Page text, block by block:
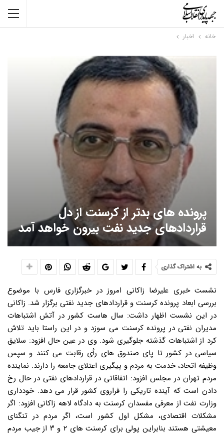
خانه اخبار
پرونده های بدتر از کرسنت از دل
قراردادهای جدید نفت بیرون خواهد آمد
به اشتراک گذاری
نشست خبری علیرضا زاکانی امروز در خبرگزاری فارس با موضوع بررسی ابعاد پرونده کرسنت و قراردادهای جدید نفتی برگزار شد. زاکانی در این نشست اظهار داشت: سال هاست کشور در آتش اشتباهات مدیران نفتی در پرونده کرسنت می سوزد و در این راستا باید تلاش کرد از اشتباهات گذشته جلوگیری شود. وی در عین حال افزود: سلایق سیاسی در کشور تا پای صندوق های رأی رقابت می کنند و سپس وظیفه اتحاد، خدمت به مردم و پیگیری اعتلای جامعه را دارند. نماینده مردم تهران در مجلس افزود: اتفاقاتی در قراردادهای نفتی در حال رخ دادن است که آینده تاریکی را فراروی کشور قرار می دهد. خودداری وزارت نفت از معرفی مفسدان کرسنت به دادگاه لاهه زاکانی افزود: اگر مشکلات اقتصادی، مشکل اول کشور است، اگر مردم در تنگنای معیشتی هستند بنابراین پولی برای کرسنت های ۲ و ۳ از جیب مردم نداریم. وی تأکید کرد: زنگنه (وزیر نفت) و دوستانش در گذشته آسیب جدی به حوزه نفت و گاز کشور وارد کردند و نباید این خطاها تکرار شود. نماینده مردم در مجلس افزود: پس از تذکرات مکرر درباره تبعات قراردادهای نفتی جدید، زنگنه و دوستانش بی توجه به نقد کارشناسی این قراردادها خود عمل کردند. وی تأکید کرد: مشاهده می کنیم قراردادهای جدیدی در حال پایه گذاری است که کرسنت های متفاوت از آن خارج می شود؛ محکومیت عناصری که در کرسنت فساد کردند در دستگاه قضایی مشخص شد اما وزارت نفت اهتمامی برای انعکاس این محکومیت به دادگاه لاهه ندارد، تا این فساد رفع شود و کسی مثل حمید جعفر که بنیاد فساد را در قرارداد کرسنت گذاشت، محاکمه شود و تبعات این فساد خود را پس دهد. زاکانی بیان کرد: حتی برخی کسانی که در کرسنت پول دریافت کردند امروز برای ثبت نام در مجلس شورای اسلامی آمدند و برخی مدعیان دولتی هم که مدعی مبارزه با فساد هستند نامشان در پرونده سیاه کرسنت است. کشور تحمل کرسنت های جدید را ندارد؛ به زنگنه هشدار می دهم این نماینده مجلس اظهار داشت: به صراحت به زنگنه اعلام می کنیم که کشور ما تحمل انعقاد قراردادهای کرسنت بعدی را ندارد و آگاهی نسبت به شرایط کرسنت ما را بر این می دارد که از ابتدا مانع انعقاد قراردادهای جدید نفتی که از کرسنت بدتر است، شویم. وی با بیان اینکه تجربه سال های ۷۶ تا ۸۴ ریاست زنگنه پیش روی ما است، گفت: همین ها تلاش کردند نسل سوم قراردادهای بیع متقابل را پایه گذاری کنند و با توجه به مشورت انگلیسی ها این قراردادها را تنظیم کنند، اما امروز همین افراد مدعی شدند که باید مواردی به قرارداد نسل سوم بیع متقابل اضافه کنند و آن را نقد می کنند تا به گفته آنها کشورهای جدید مایل به سرمایه گذاری شوند. تدوین قراردادهای جدید با استعانت از انگلیسی ها زاکانی اظهار داشت: بررسی ما نشان داده است که متن قراردادهایی که این افراد به مجلس منعکس و در دولت تصویب کرده اند ۱۳ برگ بیشتر نیست که در ۸ مهر ماه تصویب کردند و در آبان ماه امسال زنگنه ابلاغ کرد و برای هیأت تطبیق مجلس آمد در حالی که اصل قرارداد ۷۰ صفحه با متن انگلیسی و مشتمل بر موارد متعدد حقوقی است که به هیچ وجه رونمایی نکرده اند و مدعی شدند این اسناد محرمانه است؛ قراردادی که بیش از ۲ سال برای آن تلاش شده و با استعانت از انگلیسی ها تنظیم شده است؛ این افراد قراردادهای خام را نیز نظیر لاپوشانی کرسنت محرمانه می دانند و مثل همان کرسنت که مجلس و مراجع قانونی از محتوای قرارداد خبر نداشت. مهدی هاشمی و مفسدان قراردادهای نفتی محرمند، مجلس نامحرم وی گفت: این ادعای محرمانه بودن اسناد در حالی بیان می شود که پلیس ضد فساد انگلیس (FSO ) وقتی به دفتر عباس یزدان پناه یزدی در لندن رفت مشاهده کرد که اسناد وزارت نفت ایران از سال ۷۶ تا ۸۴ در دفتر کامپیوتر شخصی این فرد در لندن است. زاکانی افزود: سوال ما این است که چرا این افراد به واسطه مهدی هاشمی محرم می شوند و همه قراردادهای نفتی ایران در لندن در دست آنهاست در حالی که این اسناد در بازرسی کل کشور بلوکه شد و در دوره جدید بازرسی کل کشور مورد بررسی قرار گرفت. این نماینده مجلس اظهار داشت: فراتر از آن انحصار در حوزه نفت و گاز است؛ بی سر و صدا تحت عنوان باشگاه نفت و نیروی ایرانیان انحصار جدی درحوزه نفت و گاز ایجاد می کنند که با تغییر دولت ها انحصار نفت و گاز کشور در دستان افراد خاص باقی بماند که رویش آنها در دوران ریاست قبل زنگنه بوده است و توانسته اند از رانت سال های ۷۶ تا ۸۴ از نفت و گاز و پتروشیمی کشور استفاده کنند و صاحب سرمایه چند هزار میلیارد تومانی شوند. علیرضا زاکانی در ادادمه نشست خبری با اشاره به اینکه قشر زیادی از مردم با سیلی صورت خود را سرخ نگه می دارند تا آبروی خود را حفظ کنند، گفت: در این شرایط کسانی پیدا شده اند مانند وزیر نفت که به دنبال کسب ثروت های چند هزار میلیارد تومانی هستند. ایجاد باشگاه نفت و نیرو برای انحصار در قراردادهای جدید نفتی نماینده مردم تهران با اشاره به تشکیل باشگاه نفت و نیرو، گفت: این باشگاه تشکیل شد تا یک انحصار را در زمینه عقد قراردادهای نفتی ایجاد کند. وی خاطرنشان کرد: تشکیل این باشگاه می تواند منشأ فسادهای آتی باشد و در کنار آن قراردادهای جدید صنعت نفت نیز به این فسادها دامن بزند. زاکانی با تأکید بر اینکه باید کشور به سمت جلوگیری از خام فروشی حرکت کند، گفت : اما قراردادهای جدید و این باشگاه موجب شد تا شرایط به سمتی حرکت کند که سوءاستفاده کنندگان جهانی به دنبال آن باشند از قراردادهای جدید صنعت نفت استفاده حداکثری کنند. نماینده مردم تهران در مجلس شورای اسلامی با تأکید بر اینکه قراردادهای جدید صنعت نفت کپی برداری شده از قراردادهای کشور عراق است، گفت: باید به این نکته توجه کرد که شرایط ایران مانند عراق نیست، ما از یک کشور باثبات برخورداریم و باید این سؤال مطرح شود که چرا قراردادهای جدید نمونه کپی برداری شده قراردادهای کشور دوست و برادرمان عراق است و در ثانی فضا برای کار کردن شرکت های خارجی در این قراردادهای جدید بسیار بیشتر است. وی با اشاره به اینکه باید از حق مردم محافظت کرد، گفت: در جهت جلوگیری از فساد باید نسبت به این قراردادها حساس شد، زیرا ما نمونه کرسنت را در گذشته داریم که توسط همین افراد که در رأس کار هستند، زمانی منعقد شده و موجب شده تا خسارت های سنگینی به کشور وارد شود. ۵۰میلیارد دلار جرایم و عدم النفع کرسنت روی دست کشور زاکانی اظهار کرد: در کرسنت ۵۰ میلیارد دلار خسارت شامل جرائم و عدم النفع به کشور وارد شده که اگر یک حساب ریالی کنیم، باید گفت صدها میلیارد تومان به کشور خسارت وارد شده است و چه کسی جوابگوی این خسارت است. گاز میدان سلمان باید به عسلویه می رفت اما مسئولان نفتی مصوبه را دور زدند نماینده مردم تهران در مجلس شورای اسلامی با اشاره به اینکه یقه سفیدها و دزدانی که در گذشته با چراغ وارد شده بودند، توانستند سرمایه ملت را به تاراج ببرند،تصریح کرد: قرارداد کرسنت خلاف مصوبه شورای اقتصاد بود، به طوری که باید گاز میدان سلمان از مسیر قانونی به عسلویه می رفت، اما مسئولان وزارت نفت این مصوبه را دور زدند و به گونه ای حرکت کردند که گاز میدان سلمان را به سکوی مبارک برده و به امارات صادر کنند. زاکانی با اشاره به اینکه در ادامه قرارداد کرسنت این شرکت نتوانست به تعهدات خود عمل کند، گفت: براساس الحاقیه پنجم قرارداد می توانستیم این قرارداد را کنسل کنیم، اما دیدیم که مسئولان وقت وزارت نفت تیم جدیدی را برای مذاکره با شرکت کرسنت، معرفی کرد و در نهایت الحاقیه ششم که بسیار ننگین بود و به موجب آن قرارداد باید اجرایی می شد، امضا می شود. ادعای مدیر کرسنت در لاهه با استناد به مفاد محرمانه قرارداد وی در ادامه نشست خبری با اشاره به اینکه باید شرایط به سمتی حرکت کند که دستگاه های نظارتی بتوانند نسبت به محرمانه بودن قراردادهای جدید و حتی قرارداد کرسنت عکس العمل نشان دهند، خاطرنشان کرد: الحاقیه ششم زمانی که منعقد شد، توسط مسئولان وزارت نفت، محرمانه اعلام شد، به همین دلیل آقای حمید جعفر، مدیرعامل شرکت کرسنت توانست از طریق مفادی که در قرارداد محرمانه کرسنت وجود داشت، به دادگاه لاهه علیه ایران شکایت کند. زاکانی خاطرنشان کرد: در برخی از نشریات داخلی می بینیم مطالبی در خصوص قرارداد کرسنت منتشر می شود که پس از پیگیری های صورت گرفته، مشخص شد تمام این مطالب تنظیمات خود شرکت کرسنت است و این شرکت از طریق این مستندات به دنبال این است که بتواند کار خود را در دادگاه پیش ببرد. وی تصریح کرد: وزارت نفت در قرارداد کرسنت و پیگیری آن کوتاهی کرد، در صورتی که می توانست ادعای خسارت کرده و جلوی حرکت کرسنت را بگیرد، اما متأسفانه می بینیم عده ای با رانت دنبال آن هستند تا پول و سرمایه مردم را از جیب شان دربیاورند و به عنوان خسارت به شرکت کرسنت پرداخت کنند. نماینده مردم تهران در مجلس شورای اسلامی، تصریح کرد: امروز همان عناصر در حوزه نفت مشغول به فعالیت هستند و با قراردادهای جدید صنعت نفت به دنبال راه برای راه اندازی یک هزار فامیل و شبکه های اختاپوسی در صنعت نفت هستند تا بتوانند از این طریق فساد جدیدی را در کشور پایه گذراری کنند. در ادامه نشست علیرضا زاکانی به پرسش های خبرنگاران رسانه های خبری پاسخ داد. دولت به دنبال پنهان کاری است وی با اشاره به اینکه دولت به دنبال آن است که به صورت مشفقانه، نمایندگان مردم را محرم نداند، گفت: دولت علاقه به کتمان کاری دارد و سعی می کند تا مورد نظارت قرار نگیرد و نمونه بارز آن اتفاقاتی است که در پرونده کرسنت رخ داد. زاکانی تصریح کرد: دولت به دنبال پنهان کاری است و علاقه وجود ندارد که نمایندگان متوجه شوند، قراردادهای جدید نفتی چه شرایطی دارند و اشکالات آن چیست. وی خاطرنشان کرد: به نظر می رسد دلیل پنهان کاری مسئولان برای عدم در اختیار قرار دادن اصل قراردادهای جدید صنعت نفت، این است که بتواند منافع گروه و عده ای از طریق این قراردادها تأمین شود. طفره رفتن زنگنه از بیان جزئیات درباره کرسنت در نشست نمایندگان زاکانی گفت: در دورانی که آقای زنگنه برای کسب رأی اعتماد به مجلس آمده بود، در جلسه ای با حضور ۶۰ نماینده شرکت کرد، در آنجا به کلی گویی در خصوص فرمول زیانبار قرارداد کرسنت پرداخت که با واکنش چند نماینده روبه رو شد. نماینده مردم تهران در مجلس شورای اسلامی تصریح کرد: در آنجا گفته شد آقای زنگنه همه ما نسبت به قرارداد کرسنت و خسارات آن آگاه هستیم و بهتر است به جزئیات بپردازید، اما ایشان درمورد سوالات نمایندگان مجلس پاسخ نداشت و به یکباره جلسه را ترک کرد که ۶۰ نماینده مجلس شاهد این قضیه هستند. تناقض قراردادهای جدید نفت با قوانین و سیاست های بالادست وی خاطرنشان کرد: به نظر می رسد قراردادهای جدید صنعت نفت نیز با بررسی های صورت گرفته با اصول بالادست نظام و سیاست های اعلامی مقام معظم رهبری در تناقض صد درصدی است و باید هرچه سریع تر جلوی آن گرفته شود تا خسارت های سنگین به کشور از قالب این قراردادها به کشور وارد نشود. تلاش مهدی هاشمی و مجرمان کرسنت برای اطاله دادرسی زاکانی در ادامه این نشست در پاسخ به سؤال یکی از خبرنگاران مبنی بر اینکه چرا برخی از کسانی که در کرسنت حضور داشتند، مانند آقای مهدی هاشمی، به پرونده شان در این خصوص رسیدگی نمی شود، گفت: بررسی ها نشان می دهد عده ای به دنبال اطاله دادرسی بودند و از این طریق قصد داشتند که مانع بررسی دقیق پرونده کرسنت در دستگاه قضایی شوند، به همین دلیل ما از دستگاه قضایی که نشان داده است در پرونده ها مختلف به دنبال احقاق حقوق ملت است، درخواست می کنیم که پرونده کرسنت را به طور دقیق مورد بررسی قرار دهد. وی ادامه داد: علاوه بر فرد نام برده شده افراد دیگری در وزارت نفت مشغول به کار هستند که نقش مؤثر در قرارداد کرسنت دارند و باید به جرائم آنان نیز رسیدگی شود. زاکانی گ